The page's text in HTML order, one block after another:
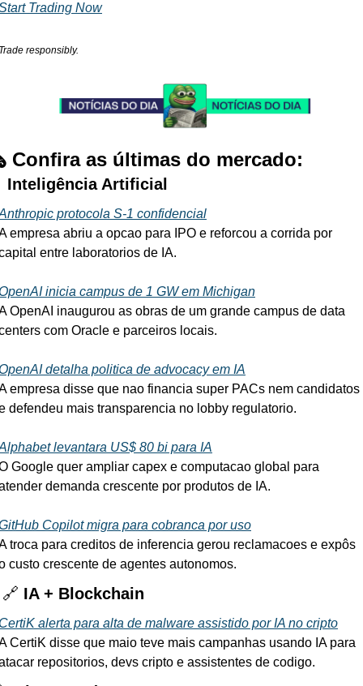
Trading Now
responsibly.
Confira as últimas do mercado:
Inteligência Artificial
protocola S-1 confidencial
empresa abriu a opcao para IPO e reforcou a corrida por
entre laboratorios de IA.
inicia campus de 1 GW em Michigan
OpenAI inaugurou as obras de um grande campus de data
com Oracle e parceiros locais.
detalha politica de advocacy em IA
empresa disse que nao financia super PACs nem candidatos
defendeu mais transparencia no lobby regulatorio.
levantara US$ 80 bi para IA
Google quer ampliar capex e computacao global para
demanda crescente por produtos de IA.
Copilot migra para cobranca por uso
troca para creditos de inferencia gerou reclamacoes e expôs
custo crescente de agentes autonomos.
🔗 IA + Blockchain
alerta para alta de malware assistido por IA no cripto
CertiK disse que maio teve mais campanhas usando IA para
repositorios, devs cripto e assistentes de codigo.